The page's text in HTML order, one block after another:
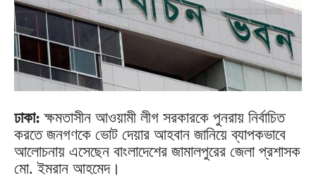
ঢাকা:ক্ষমতাসীন আওয়ামী লীগ সরকারকে পুনরায় নির্বাচিত
করতে জনগণকে ভোট দেয়ার আহবান জানিয়ে ব্যাপকভাবে
আলোচনায় এসেছেন বাংলাদেশের জামালপুরের জেলা প্রশাসক
মো. ইমরান আহমেদ।